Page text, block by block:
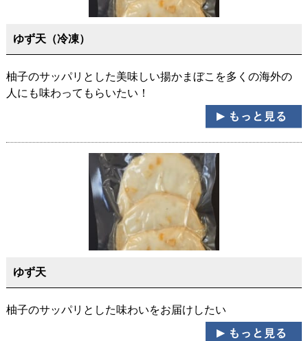
ゆず天（冷凍）
柚子のサッパリとした美味しい揚かまぼこを多くの海外の
人にも味わってもらいたい！
ゆず天
柚子のサッパリとした味わいをお届けしたい